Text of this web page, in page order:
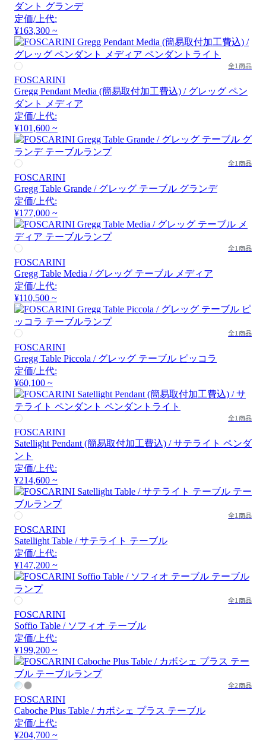
ダント グランデ
定価/上代:
¥163,300 ~
全1商品
FOSCARINI
Gregg Pendant Media (簡易取付加工費込) / グレッグ ペン
ダント メディア
定価/上代:
¥101,600 ~
全1商品
FOSCARINI
Gregg Table Grande / グレッグ テーブル グランデ
定価/上代:
¥177,000 ~
全1商品
FOSCARINI
Gregg Table Media / グレッグ テーブル メディア
定価/上代:
¥110,500 ~
全1商品
FOSCARINI
Gregg Table Piccola / グレッグ テーブル ピッコラ
定価/上代:
¥60,100 ~
全1商品
FOSCARINI
Satellight Pendant (簡易取付加工費込) / サテライト ペンダ
ント
定価/上代:
¥214,600 ~
全1商品
FOSCARINI
Satellight Table / サテライト テーブル
定価/上代:
¥147,200 ~
全1商品
FOSCARINI
Soffio Table / ソフィオ テーブル
定価/上代:
¥199,200 ~
全2商品
FOSCARINI
Caboche Plus Table / カボシェ プラス テーブル
定価/上代:
¥204,700 ~